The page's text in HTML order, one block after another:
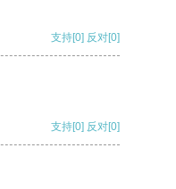
支持[0] 反对[0]
支持[0] 反对[0]